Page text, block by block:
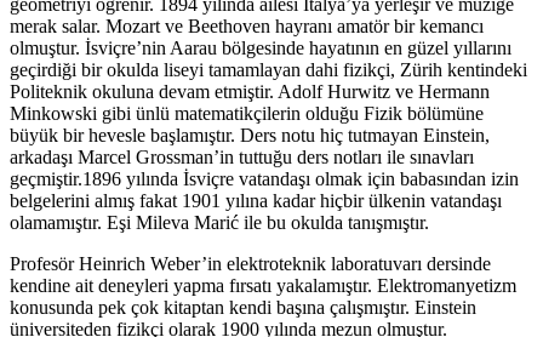
merak salar. Mozart ve Beethoven hayranı amatör bir kemancı
olmuştur. İsviçre’nin Aarau bölgesinde hayatının en güzel yıllarını
geçirdiği bir okulda liseyi tamamlayan dahi fizikçi, Zürih kentindeki
Politeknik okuluna devam etmiştir. Adolf Hurwitz ve Hermann
Minkowski gibi ünlü matematikçilerin olduğu Fizik bölümüne
büyük bir hevesle başlamıştır. Ders notu hiç tutmayan Einstein,
arkadaşı Marcel Grossman’in tuttuğu ders notları ile sınavları
geçmiştir.1896 yılında İsviçre vatandaşı olmak için babasından izin
belgelerini almış fakat 1901 yılına kadar hiçbir ülkenin vatandaşı
olamamıştır. Eşi Mileva Marić ile bu okulda tanışmıştır.
Profesör Heinrich Weber’in elektroteknik laboratuvarı dersinde
kendine ait deneyleri yapma fırsatı yakalamıştır. Elektromanyetizm
konusunda pek çok kitaptan kendi başına çalışmıştır. Einstein
üniversiteden fizikçi olarak 1900 yılında mezun olmuştur.